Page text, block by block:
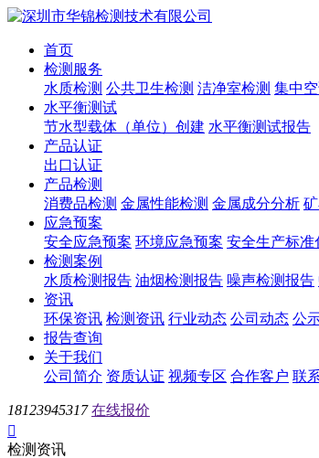
首页
检测服务
水质检测 公共卫生检测 洁净室检测 集中
水平衡测试
节水型载体（单位）创建 水平衡测试报告
产品认证
出口认证
产品检测
消费品检测 金属性能检测 金属成分分析
应急预案
安全应急预案 环境应急预案 安全生产标准
检测案例
水质检测报告 油烟检测报告 噪声检测报告
资讯
环保资讯 检测资讯 行业动态 公司动态 公
报告查询
关于我们
公司简介 资质认证 视频专区 合作客户 联
18123945317 在线报价

检测资讯